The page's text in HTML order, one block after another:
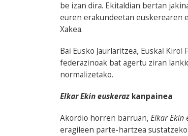
be izan dira. Ekitaldian bertan
euren erakundeetan euskerearen
Xakea.
Bai Eusko Jaurlaritzea, Euskal
federazinoak bat agertu ziran
normalizetako.
Elkar Ekin euskerazkanpainea
Akordio horren barruan, Elkar Ekin
eragileen parte-hartzea